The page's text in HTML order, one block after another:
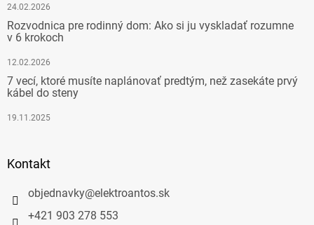
24.02.2026
Rozvodnica pre rodinný dom: Ako si ju vyskladať rozumne
v 6 krokoch
12.02.2026
7 vecí, ktoré musíte naplánovať predtým, než zasekáte prvý
kábel do steny
19.11.2025
Kontakt
objednavky@elektroantos.sk
+421 903 278 553